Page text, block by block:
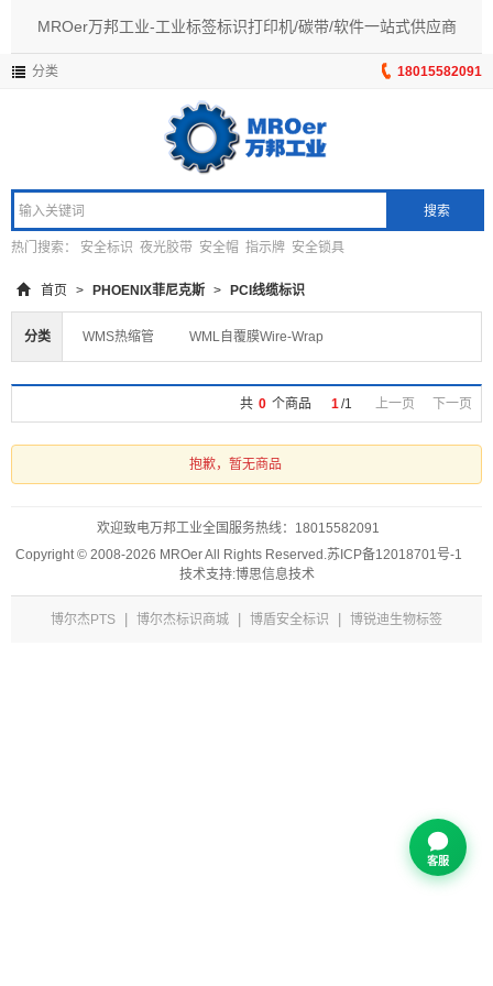
MROer万邦工业-工业标签标识打印机/碳带/软件一站式供应商
18015582091
分类
搜索
热门搜索： 安全标识 夜光胶带 安全帽 指示牌 安全锁具
首页 > PHOENIX菲尼克斯 > PCI线缆标识
分类 WMS热缩管 WML自覆膜Wire-Wrap
共 0 个商品 1 /1 上一页 下一页
抱歉，暂无商品
欢迎致电万邦工业全国服务热线： 18015582091
Copyright © 2008-2026 MROer All Rights Reserved. 苏ICP备12018701号-1
技术支持:博思信息技术
博尔杰PTS | 博尔杰标识商城 | 博盾安全标识 | 博锐迪生物标签
客服